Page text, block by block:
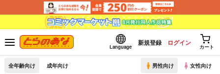
Language
新規登録 ログイン
カート
全年齢向け 成年向け 男性向け 女性向け